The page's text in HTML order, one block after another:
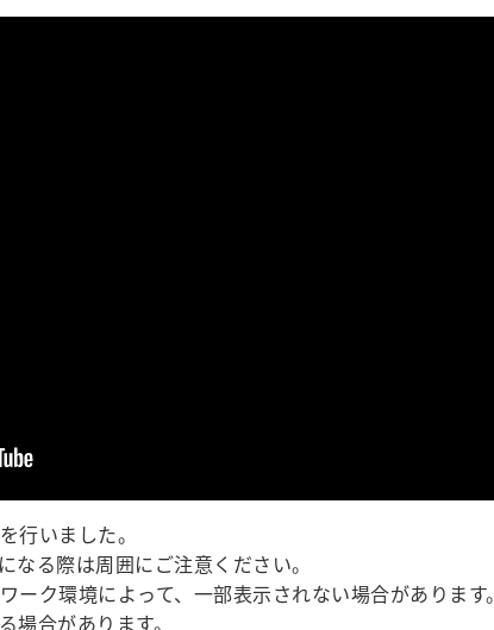
行いました。
る際は周囲にご注意ください。
ク環境によって、一部表示されない場合があります。
合があります。